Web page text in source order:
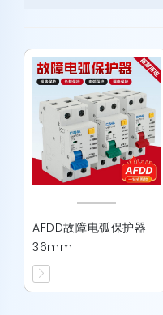
AFDD故障电弧保护器
36mm